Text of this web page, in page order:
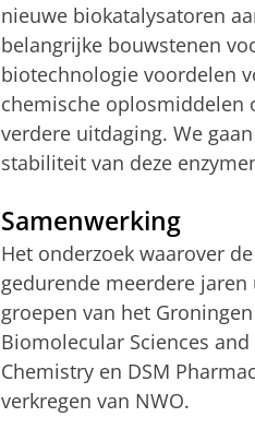
nieuwe biokatalysatoren
belangrijke bouwstenen
biotechnologie voordelen
chemische oplosmiddelen
verdere uitdaging. We
stabiliteit van deze
Samenwerking
Het onderzoek waarover
gedurende meerdere
groepen van het
Biomolecular Sciences
Chemistry en DSM
verkregen van NWO.